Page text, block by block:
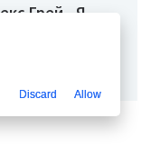
Грей - Я
05.05.26
Discard Allow